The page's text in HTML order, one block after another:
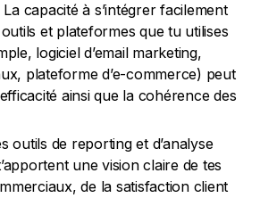
La capacité à s’intégrer facilement
et plateformes que tu utilises
logiciel d’email marketing,
plateforme d’e-commerce) peut
ainsi que la cohérence des
outils de reporting et d’analyse
une vision claire de tes
de la satisfaction client